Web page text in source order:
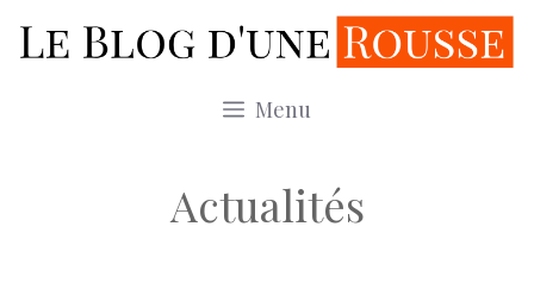
au
Menu
Actualités